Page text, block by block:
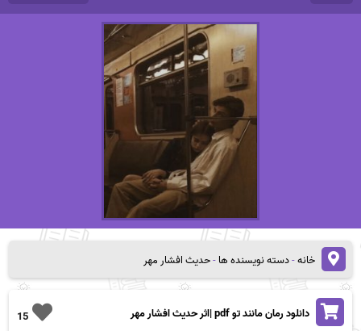
خانه-دسته نویسنده ها-حدیث افشار مهر
15 دانلود رمان مانند تو pdf |اثر حدیث افشار مهر